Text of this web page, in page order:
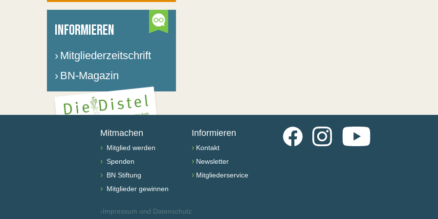
INFORMIEREN
› Mitgliederzeitschrift
› BN-Magazin
Mitmachen
› Mitglied werden
› Spenden
› BN Stiftung
› Mitglieder gewinnen
Informieren
› Kontakt
› Newsletter
› Mitgliederservice
FacebookInstagramYouTube
›Impressum und Datenschutz